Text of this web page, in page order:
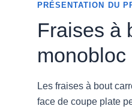
PRÉSENTATION DU
Fraises à
Les fraises à bout
face de coupe plate